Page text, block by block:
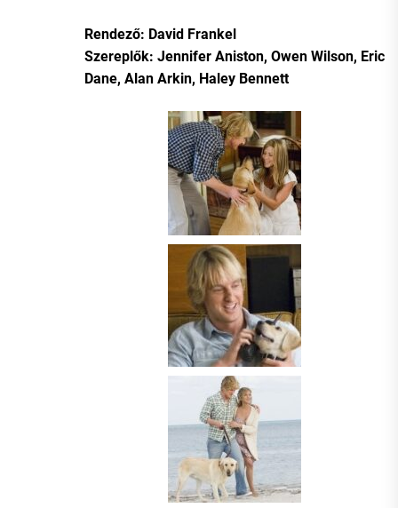
Rendező: David Frankel
Szereplők: Jennifer Aniston, Owen Wilson, Eric
Dane, Alan Arkin, Haley Bennett